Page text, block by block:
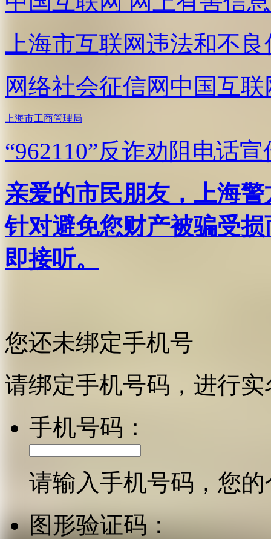
上海市互联网违法和不
网络社会征信网 中国互
上海市工商管理局
“962110”反诈劝阻电话宣
亲爱的市民朋友，上海
针对避免您财产被骗受
即接听。
您还未绑定手机号
请绑定手机号码，进行
手机号码：
请输入手机号码，您
图形验证码：